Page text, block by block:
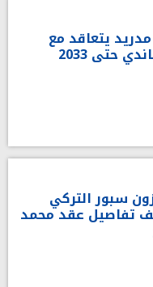
يتعاقد مع
حتى 2033
سبور التركي
تفاصيل عقد محمد